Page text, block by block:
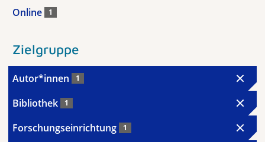
Online 1
Zielgruppe
Autor*innen 1
Bibliothek 1
Forschungseinrichtung 1